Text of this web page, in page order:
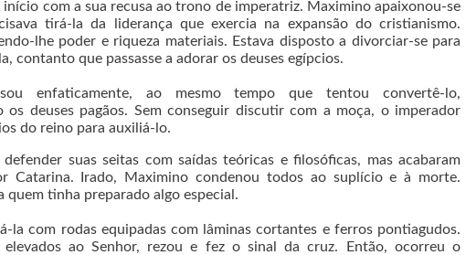
início com a sua recusa ao trono de imperatriz. Maximino apaixonou-se
tirá-la da liderança que exercia na expansão do cristianismo.
lhe poder e riqueza materiais. Estava disposto a divorciar-se para
contanto que passasse a adorar os deuses egípcios.
enfaticamente, ao mesmo tempo que tentou convertê-lo,
os deuses pagãos. Sem conseguir discutir com a moça, o imperador
do reino para auxiliá-lo.
defender suas seitas com saídas teóricas e filosóficas, mas acabaram
Catarina. Irado, Maximino condenou todos ao suplício e à morte.
quem tinha preparado algo especial.
la com rodas equipadas com lâminas cortantes e ferros pontiagudos.
ao Senhor, rezou e fez o sinal da cruz. Então, ocorreu o